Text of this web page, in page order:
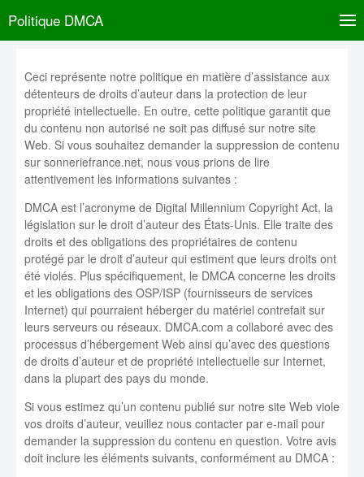
Politique DMCA
Ceci représente notre politique en matière d’assistance aux
détenteurs de droits d’auteur dans la protection de leur
propriété intellectuelle. En outre, cette politique garantit que
du contenu non autorisé ne soit pas diffusé sur notre site
Web. Si vous souhaitez demander la suppression de contenu
sur sonneriefrance.net, nous vous prions de lire
attentivement les informations suivantes :
DMCA est l’acronyme de Digital Millennium Copyright Act, la
législation sur le droit d’auteur des États-Unis. Elle traite des
droits et des obligations des propriétaires de contenu
protégé par le droit d’auteur qui estiment que leurs droits ont
été violés. Plus spécifiquement, le DMCA concerne les droits
et les obligations des OSP/ISP (fournisseurs de services
Internet) qui pourraient héberger du matériel contrefait sur
leurs serveurs ou réseaux. DMCA.com a collaboré avec des
processus d’hébergement Web ainsi qu’avec des questions
de droits d’auteur et de propriété intellectuelle sur Internet,
dans la plupart des pays du monde.
Si vous estimez qu’un contenu publié sur notre site Web viole
vos droits d’auteur, veuillez nous contacter par e-mail pour
demander la suppression du contenu en question. Votre avis
doit inclure les éléments suivants, conformément au DMCA :